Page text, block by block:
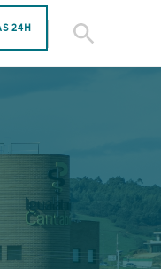
24H
C - Hospital